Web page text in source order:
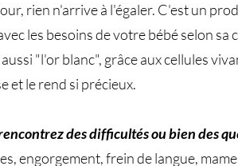
rien n'arrive à l'égaler. C'est un
les besoins de votre bébé selon sa
"l'or blanc", grâce aux cellules
et le rend si précieux.
des difficultés ou bien des
engorgement, frein de langue,